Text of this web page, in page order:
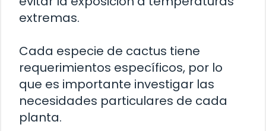
extremas.
Cada especie de cactus tiene
requerimientos específicos, por lo
que es importante investigar las
necesidades particulares de cada
planta.